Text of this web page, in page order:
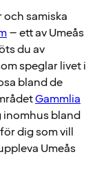
samiska
– ett av Umeås
du av
speglar livet i
bland de
Gammlia
inomhus bland
dig som vill
Umeås